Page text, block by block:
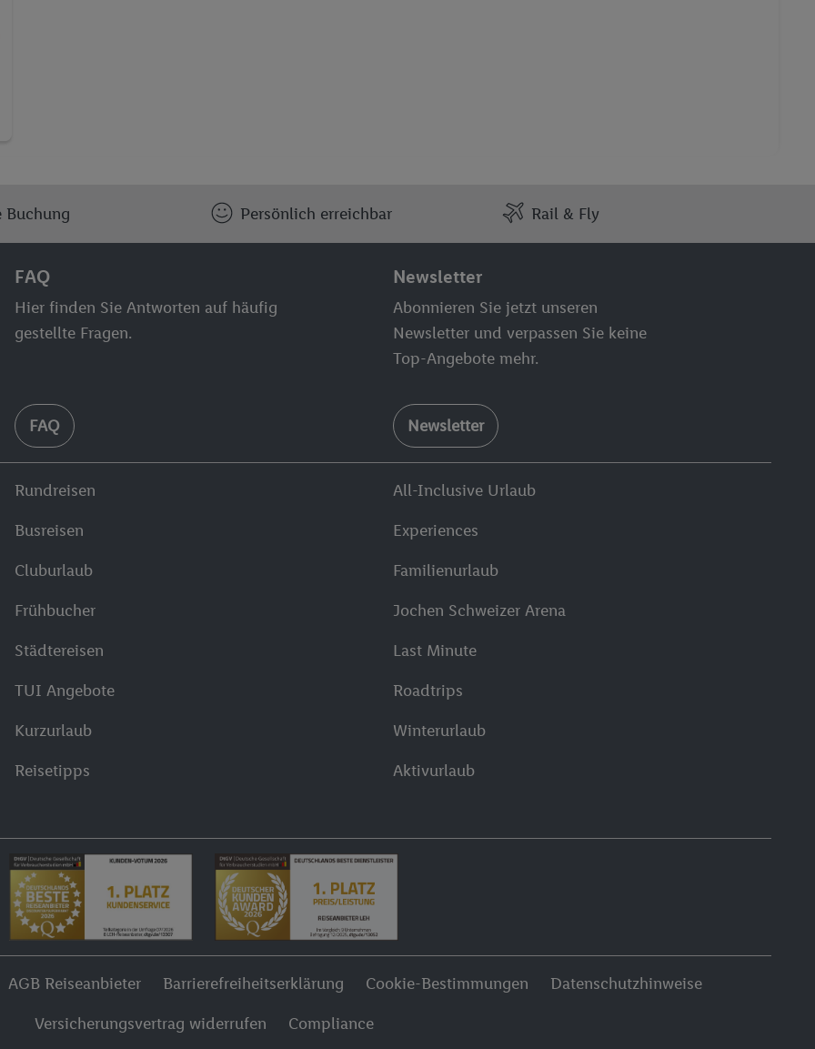
Buchung Persönlich erreichbar Rail & Fly
FAQ
Hier finden Sie Antworten auf häufig
gestellte Fragen.
FAQ
Newsletter
Abonnieren Sie jetzt unseren
Newsletter und verpassen Sie keine
Top-Angebote mehr.
Newsletter
Rundreisen
Busreisen
Cluburlaub
Frühbucher
Städtereisen
TUI Angebote
Kurzurlaub
Reisetipps
All-Inclusive Urlaub
Experiences
Familienurlaub
Jochen Schweizer Arena
Last Minute
Roadtrips
Winterurlaub
Aktivurlaub
AGB Reiseanbieter Barrierefreiheitserklärung Cookie-Bestimmungen
Datenschutzhinweise
Versicherungsvertrag widerrufen
Compliance